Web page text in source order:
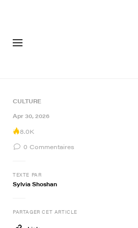
CULTURE
Apr 30, 2026
8.0K
0 Commentaires
TEXTE PAR
Sylvia Shoshan
PARTAGER CET ARTICLE